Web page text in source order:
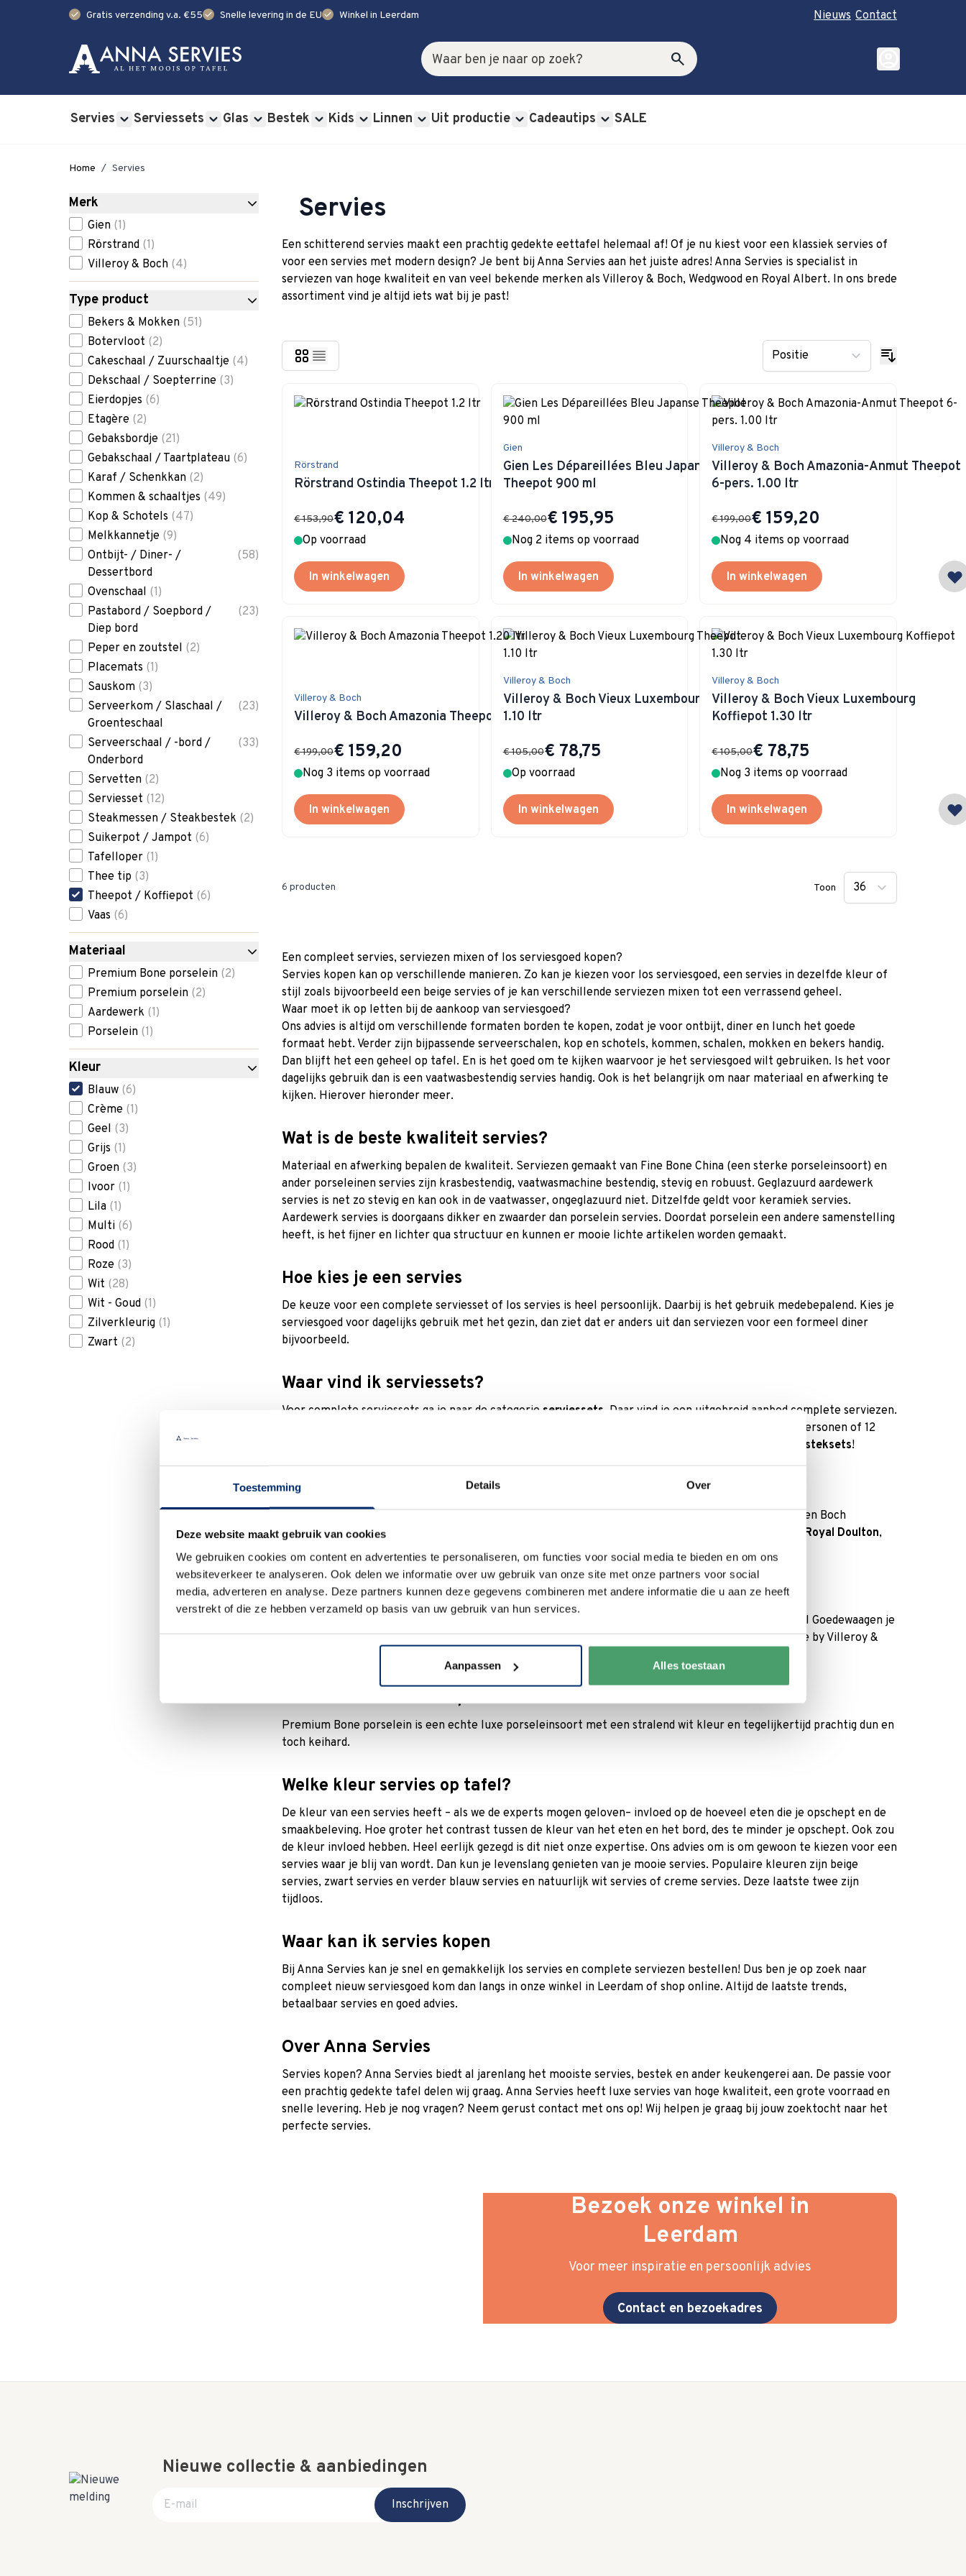
Toestemming Details Over
Deze website maakt gebruik van cookies
We gebruiken cookies om content en advertenties te personaliseren, om functies voor social media te bieden en om ons
websiteverkeer te analyseren. Ook delen we informatie over uw gebruik van onze site met onze partners voor social
media, adverteren en analyse. Deze partners kunnen deze gegevens combineren met andere informatie die u aan ze heeft
verstrekt of die ze hebben verzameld op basis van uw gebruik van hun services.
Aanpassen Alles toestaan
check Gratis verzending v.a. €55check Snelle levering in de EUcheck Winkel in Leerdam Nieuws Contact
Zoek
search
Servies Serviessets Glas Bestek Kids Linnen Uit productie Cadeautips SALE
account_circle
Home / Servies
Merk
filterGien (1)
Rörstrand (1)
Villeroy & Boch (4)
Type product
filterBekers & Mokken (51)
Botervloot (2)
Cakeschaal / Zuurschaaltje (4)
Dekschaal / Soepterrine (3)
Eierdopjes (6)
Etagère (2)
Gebaksbordje (21)
Gebakschaal / Taartplateau (6)
Karaf / Schenkkan (2)
Kommen & schaaltjes (49)
Kop & Schotels (47)
Melkkannetje (9)
Ontbijt- / Diner- /
Dessertbord
(58)
Ovenschaal (1)
Pastabord / Soepbord /
Diep bord
(23)
Peper en zoutstel (2)
Placemats (1)
Sauskom (3)
Serveerkom / Slaschaal /
Groenteschaal
(23)
Serveerschaal / -bord /
Onderbord
(33)
Servetten (2)
Serviesset (12)
Steakmessen / Steakbestek (2)
Suikerpot / Jampot (6)
Tafelloper (1)
Thee tip (3)
Theepot / Koffiepot (6)
Vaas (6)
Materiaal
filterPremium Bone porselein (2)
Premium porselein (2)
Aardewerk (1)
Porselein (1)
Kleur
filterBlauw (6)
Crème (1)
Geel (3)
Grijs (1)
Groen (3)
Ivoor (1)
Lila (1)
Multi (6)
Rood (1)
Roze (3)
Wit (28)
Wit - Goud (1)
Zilverkleurig (1)
Zwart (2)
Servies
Een schitterend servies maakt een prachtig gedekte eettafel helemaal af! Of je nu kiest voor een klassiek servies of
voor een servies met modern design? Je bent bij Anna Servies aan het juiste adres! Anna Servies is specialist in
serviezen van hoge kwaliteit en van veel bekende merken als Villeroy & Boch, Wedgwood en Royal Albert. In ons brede
assortiment vind je altijd iets wat bij je past!
Rörstrand
Rörstrand Ostindia Theepot 1.2 ltr
Special Price
€ 120,04
€ 153,90
Op voorraad
In winkelwagen
Gien
Gien Les Dépareillées Bleu Japanse
Theepot 900 ml
Special Price
€ 195,95
€ 240,00
Nog 2 items op voorraad
In winkelwagen
Villeroy & Boch
Villeroy & Boch Amazonia-Anmut Theepot
6-pers. 1.00 ltr
Special Price
€ 159,20
€ 199,00
Nog 4 items op voorraad
In winkelwagen
Villeroy & Boch
Villeroy & Boch Amazonia Theepot 1.20 ltr
Special Price
€ 159,20
€ 199,00
Nog 3 items op voorraad
In winkelwagen
Villeroy & Boch
Villeroy & Boch Vieux Luxembourg Theepot
1.10 ltr
Special Price
€ 78,75
€ 105,00
Op voorraad
In winkelwagen
Villeroy & Boch
Villeroy & Boch Vieux Luxembourg
Koffiepot 1.30 ltr
Special Price
€ 78,75
€ 105,00
Nog 3 items op voorraad
In winkelwagen
6 producten Toon
Een compleet servies, serviezen mixen of los serviesgoed kopen?
Servies kopen kan op verschillende manieren. Zo kan je kiezen voor los serviesgoed, een servies in dezelfde kleur of
stijl zoals bijvoorbeeld een beige servies of je kan verschillende serviezen mixen tot een verrassend geheel.
Waar moet ik op letten bij de aankoop van serviesgoed?
Ons advies is altijd om verschillende formaten borden te kopen, zodat je voor ontbijt, diner en lunch het goede
formaat hebt. Verder zijn bijpassende serveerschalen, kop en schotels, kommen, schalen, mokken en bekers handig.
Dan blijft het een geheel op tafel. En is het goed om te kijken waarvoor je het serviesgoed wilt gebruiken. Is het voor
dagelijks gebruik dan is een vaatwasbestendig servies handig. Ook is het belangrijk om naar materiaal en afwerking te
kijken. Hierover hieronder meer.
Wat is de beste kwaliteit servies?
Materiaal en afwerking bepalen de kwaliteit. Serviezen gemaakt van Fine Bone China (een sterke porseleinsoort) en
ander porseleinen servies zijn krasbestendig, vaatwasmachine bestendig, stevig en robuust. Geglazuurd aardewerk
servies is net zo stevig en kan ook in de vaatwasser, ongeglazuurd niet. Ditzelfde geldt voor keramiek servies.
Aardewerk servies is doorgaans dikker en zwaarder dan porselein servies. Doordat porselein een andere samenstelling
heeft, is het fijner en lichter qua structuur en kunnen er mooie lichte artikelen worden gemaakt.
Hoe kies je een servies
De keuze voor een complete serviesset of los servies is heel persoonlijk. Daarbij is het gebruik medebepalend. Kies je
serviesgoed voor dagelijks gebruik met het gezin, dan ziet dat er anders uit dan serviezen voor een formeel diner
bijvoorbeeld.
Waar vind ik serviessets?
Voor complete serviessets ga je naar de categorie serviessets . Daar vind je een uitgebreid aanbod complete serviezen.
Bijvoorbeeld een serviesset voor 6 personen of een 24-delig servies. Of kies voor serviessets van 8 personen of 12
besteksets!
Populaire merken serviesgoed
is een populair merk met producten van hoogstaande kwaliteit. Een Villeroy en Boch
tafelservies is altijd een goede keuze. Net als een
Royal Doulton,
Rörstrand
en Gien.
Cosy & Trendy servies
en Royal Goedewaagen je
waarschijnlijk meer aan. Dit zijn de meer hippe serviezen met een eigen stijl. Ook het servies van Like by Villeroy &
Wat is Premium Bone porselein?
Premium Bone porselein is een echte luxe porseleinsoort met een stralend wit kleur en tegelijkertijd prachtig dun en
toch keihard.
Welke kleur servies op tafel?
De kleur van een servies heeft – als we de experts mogen geloven– invloed op de hoeveel eten die je opschept en de
smaakbeleving. Hoe groter het contrast tussen de kleur van het eten en het bord, des te minder je opschept. Ook zou
de kleur invloed hebben. Heel eerlijk gezegd is dit niet onze expertise. Ons advies om is om gewoon te kiezen voor een
servies waar je blij van wordt. Dan kun je levenslang genieten van je mooie servies. Populaire kleuren zijn beige
servies, zwart servies en verder blauw servies en natuurlijk wit servies of creme servies. Deze laatste twee zijn
tijdloos.
Waar kan ik servies kopen
Bij Anna Servies kan je snel en gemakkelijk los servies en complete serviezen bestellen! Dus ben je op zoek naar
compleet nieuw serviesgoed kom dan langs in onze winkel in Leerdam of shop online. Altijd de laatste trends,
betaalbaar servies en goed advies.
Over Anna Servies
Servies kopen? Anna Servies biedt al jarenlang het mooiste servies, bestek en ander keukengerei aan. De passie voor
een prachtig gedekte tafel delen wij graag. Anna Servies heeft luxe servies van hoge kwaliteit, een grote voorraad en
snelle levering. Heb je nog vragen? Neem gerust contact met ons op! Wij helpen je graag bij jouw zoektocht naar het
perfecte servies.
Bezoek onze winkel in
Leerdam
Voor meer inspiratie en persoonlijk advies
Contact en bezoekadres
Nieuwe collectie & aanbiedingen
E-mail adres
Inschrijven